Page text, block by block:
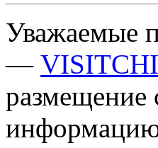
Уважаемые
—